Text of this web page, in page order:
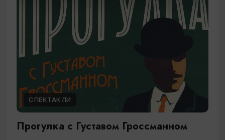
СПЕКТАКЛИ
Прогулка с Густавом Гроссманном